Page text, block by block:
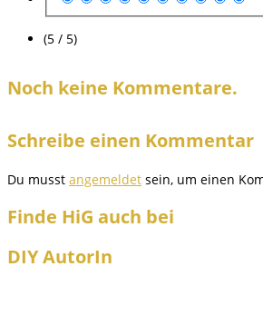
(5 / 5)
Noch keine Kommentare.
Schreibe einen Kommentar
Du musst angemeldet sein, um einen
Finde HiG auch bei
DIY AutorIn